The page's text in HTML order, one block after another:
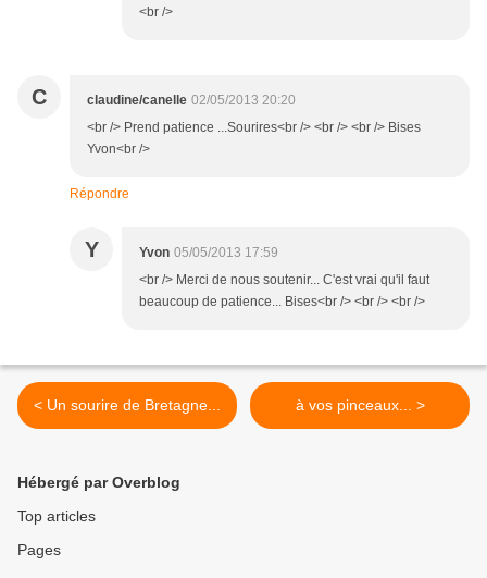
<br />
C claudine/canelle 02/05/2013 20:20
<br /> Prend patience ...Sourires<br /> <br /> <br /> Bises
Yvon<br />
Répondre
Y Yvon 05/05/2013 17:59
<br /> Merci de nous soutenir... C'est vrai qu'il faut
beaucoup de patience... Bises<br /> <br /> <br />
< Un sourire de Bretagne... à vos pinceaux... >
Hébergé par Overblog
Top articles
Pages